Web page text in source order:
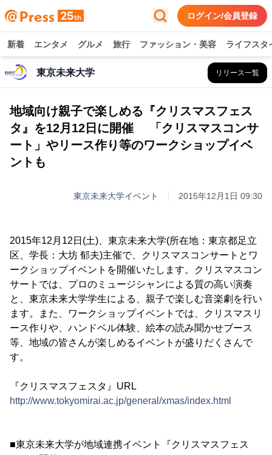
ログイン/会員登録
新着 エンタメ グルメ 旅行 ファッション・美容 ライフスタ
東京未来大学 リリース一覧
地域向け親子で楽しめる『クリスマスフェス
タ』を12月12日に開催 「クリスマスコンサ
ート」やリース作り等のワークショップイベ
ントも
東京未来大学イベント 2015年12月1日 09:30
2015年12月12日(土)、東京未来大学(所在地：東京都足立
区、学長：大坊 郁夫)主催で、クリスマスコンサートとワ
ークショップイベントを開催いたします。クリスマスコン
サートでは、プロのミュージシャンによる質の高い演奏
と、東京未来大学学生による、親子で楽しむ音楽劇を行い
ます。また、ワークショップイベントでは、クリスマスリ
ース作りや、ハンドベル体験、絵本の読み聞かせブース
等、地域の皆さんが楽しめるイベントが盛りだくさんで
す。
『クリスマスフェスタ』URL
http://www.tokyomirai.ac.jp/general/xmas/index.html
■東京未来大学が地域連携イベント『クリスマスフェス